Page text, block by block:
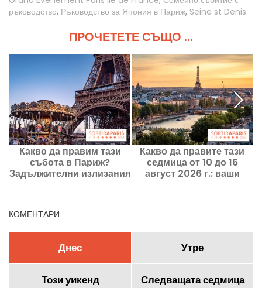
ръководство, Ръководство за Япония в Париж, Seine st Denis
ПРОЧЕТЕТЕ СЪЩО ...
Какво да правим тази
събота в Париж?
Задължителни излизания
Какво да правите тази
седмица от 10 до 16
август 2026 г.: ваши
КОМЕНТАРИ
Днес Утре
Този уикенд Следващата седмица